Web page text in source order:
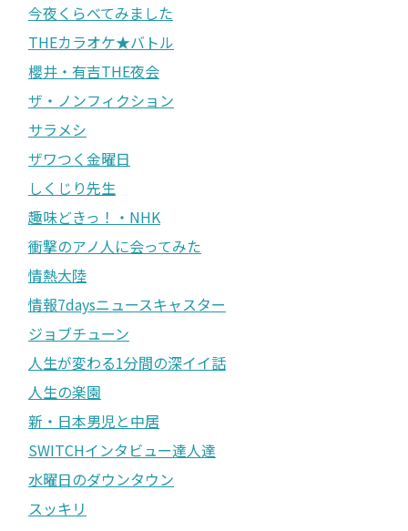
今夜くらべてみました
THEカラオケ★バトル
櫻井・有吉THE夜会
ザ・ノンフィクション
サラメシ
ザワつく金曜日
しくじり先生
趣味どきっ！・NHK
衝撃のアノ人に会ってみた
情熱大陸
情報7daysニュースキャスター
ジョブチューン
人生が変わる1分間の深イイ話
人生の楽園
新・日本男児と中居
SWITCHインタビュー達人達
水曜日のダウンタウン
スッキリ